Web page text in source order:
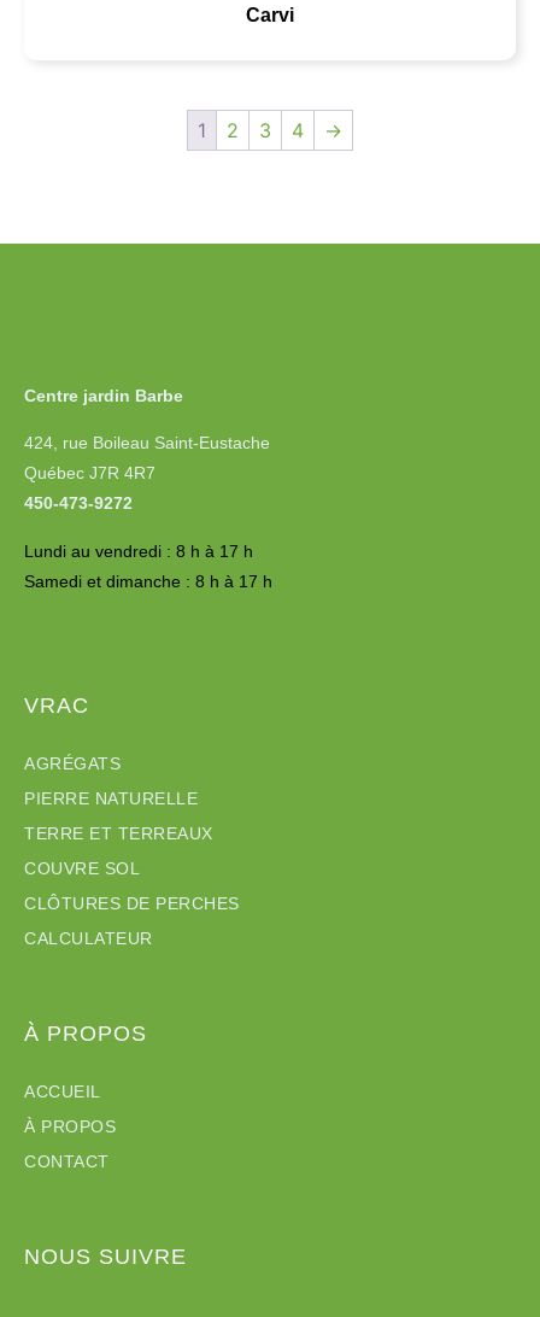
Carvi
1 2 3 4 →
Centre jardin Barbe
424, rue Boileau Saint-Eustache
Québec J7R 4R7
450-473-9272
Lundi au vendredi : 8 h à 17 h
Samedi et dimanche : 8 h à 17 h
VRAC
AGRÉGATS
PIERRE NATURELLE
TERRE ET TERREAUX
COUVRE SOL
CLÔTURES DE PERCHES
CALCULATEUR
À PROPOS
ACCUEIL
À PROPOS
CONTACT
NOUS SUIVRE